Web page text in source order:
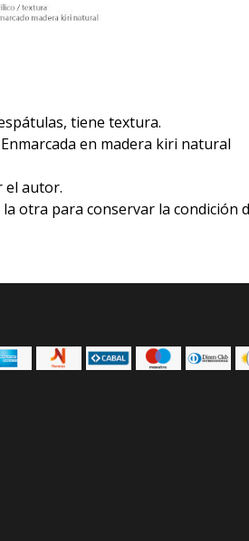
tiene textura.
en madera kiri natural
el autor.
otra para conservar la condición